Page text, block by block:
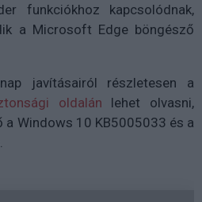
funkciókhoz kapcsolódnak,
a Microsoft Edge böngésző
javításairól részletesen a
oldalán lehet olvasni,
Windows 10 KB5005033 és a